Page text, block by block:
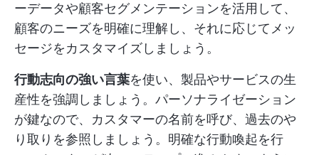
ーデータや顧客セグメンテーションを活用して、
顧客のニーズを明確に理解し、それに応じてメッ
セージをカスタマイズしましょう。
行動志向の強い言葉を使い、製品やサービスの生
産性を強調しましょう。パーソナライゼーション
が鍵なので、カスタマーの名前を呼び、過去のや
り取りを参照しましょう。明確な行動喚起を行